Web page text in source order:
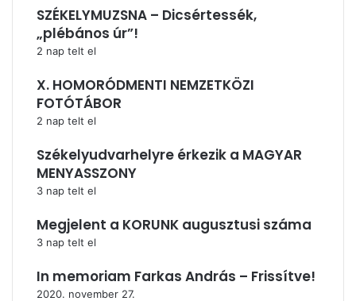
SZÉKELYMUZSNA – Dicsértessék,
„plébános úr”!
2 nap telt el
X. HOMORÓDMENTI NEMZETKÖZI
FOTÓTÁBOR
2 nap telt el
Székelyudvarhelyre érkezik a MAGYAR
MENYASSZONY
3 nap telt el
Megjelent a KORUNK augusztusi száma
3 nap telt el
In memoriam Farkas András – Frissítve!
2020. november 27.